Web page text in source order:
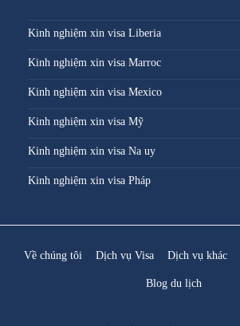
Kinh nghiệm xin visa Liberia
Kinh nghiệm xin visa Marroc
Kinh nghiệm xin visa Mexico
Kinh nghiệm xin visa Mỹ
Kinh nghiệm xin visa Na uy
Kinh nghiệm xin visa Pháp
Về chúng tôi Dịch vụ Visa Dịch vụ khác
Blog du lịch